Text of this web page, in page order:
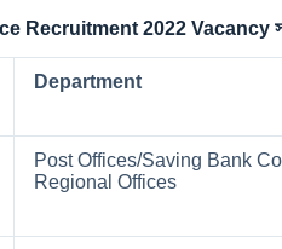
Recruitment 2022 Vacancy
Department
Post Offices/Saving Bank
Regional Offices